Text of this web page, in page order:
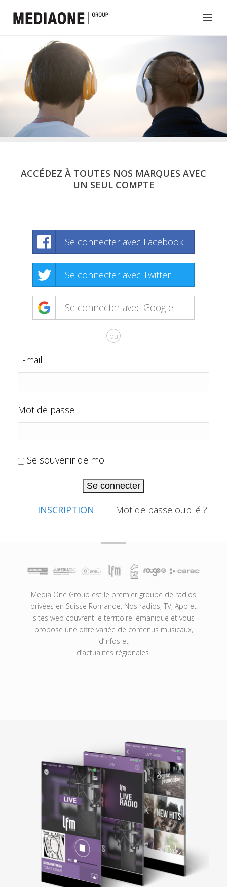
ACCÉDEZ À TOUTES NOS MARQUES AVEC
UN SEUL COMPTE
Se connecter avec Facebook
Se connecter avec Twitter
Se connecter avec Google
ou
E-mail
Mot de passe
Se souvenir de moi
Se connecter
INSCRIPTION Mot de passe oublié ?
Media One Group est le premier groupe de radios
privées en Suisse Romande. Nos radios, TV, App et
sites web couvrent le territoire lémanique et vous
propose une offre variée de contenus musicaux,
d’infos et
d’actualités régionales.